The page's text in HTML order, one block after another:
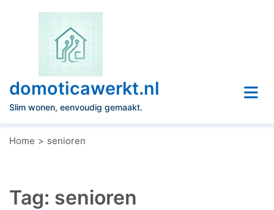
domoticawerkt.nl
Slim wonen, eenvoudig gemaakt.
Home senioren
Tag: senioren